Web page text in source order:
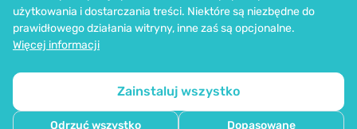
użytkowania i dostarczania treści. Niektóre są niezbędne do
prawidłowego działania witryny, inne zaś są opcjonalne.
Więcej informacji
Zainstaluj wszystko
Odrzuć wszystko Dopasowane
Możliwość opłaty kartą. Bezpieczeństwo danych osobowych zapewnia
kodowanie SSl.
Mapa strony